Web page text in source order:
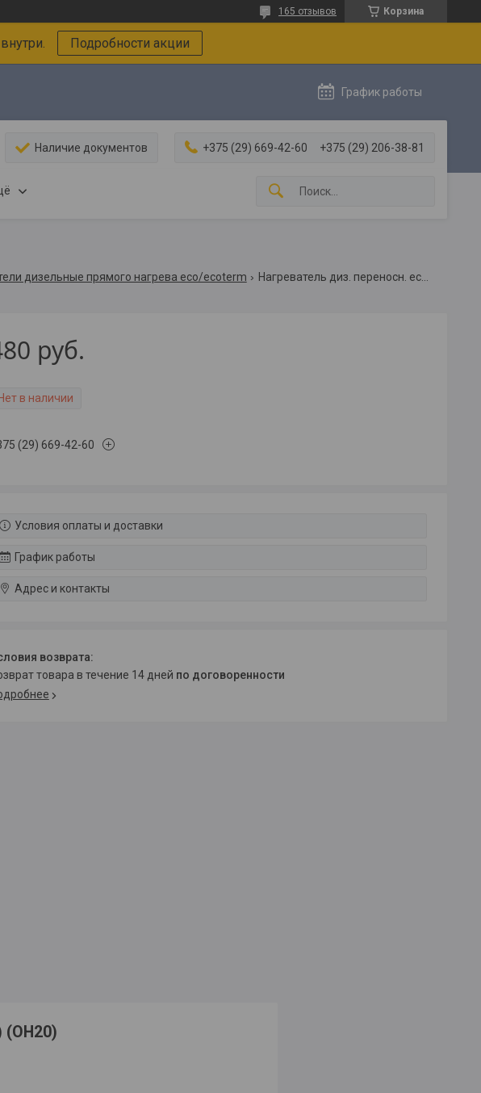
Корзина
165 отзывов
Подробности акции
График работы
Наличие документов +375 (29) 669-42-60 +375 (29) 206-38-81
дизельные прямого нагрева eco/ecoterm
руб.
Нет в наличии
(29) 669-42-60
Условия оплаты и доставки
График работы
Адрес и контакты
товара в течение 14 дней по договоренности
(OH20)